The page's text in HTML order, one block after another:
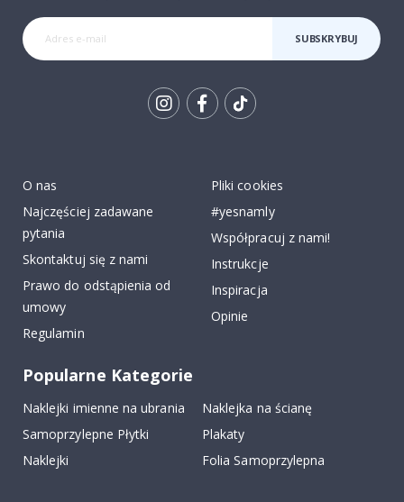
SUBSKRYBUJ
O nas
Najczęściej zadawane
pytania
Skontaktuj się z nami
Prawo do odstąpienia od
umowy
Regulamin
Pliki cookies
#yesnamly
Współpracuj z nami!
Instrukcje
Inspiracja
Opinie
Popularne Kategorie
Naklejki imienne na ubrania
Naklejka na ścianę
Samoprzylepne Płytki
Plakaty
Naklejki
Folia Samoprzylepna